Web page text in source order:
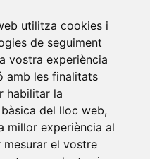
utilitza cookies i
de seguiment
vostra experiència
amb les finalitats
habilitar la
del lloc web,
millor experiència al
mesurar el vostre
Universitat d'Alacant
Autònoma de
•Universitat
de Girona